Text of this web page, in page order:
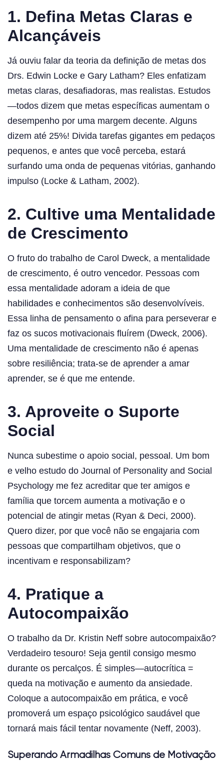
1. Defina Metas Claras e
Alcançáveis
Já ouviu falar da teoria da definição de metas dos
Drs. Edwin Locke e Gary Latham? Eles enfatizam
metas claras, desafiadoras, mas realistas. Estudos
—todos dizem que metas específicas aumentam o
desempenho por uma margem decente. Alguns
dizem até 25%! Divida tarefas gigantes em pedaços
pequenos, e antes que você perceba, estará
surfando uma onda de pequenas vitórias, ganhando
impulso (Locke & Latham, 2002).
2. Cultive uma Mentalidade
de Crescimento
O fruto do trabalho de Carol Dweck, a mentalidade
de crescimento, é outro vencedor. Pessoas com
essa mentalidade adoram a ideia de que
habilidades e conhecimentos são desenvolvíveis.
Essa linha de pensamento o afina para perseverar e
faz os sucos motivacionais fluírem (Dweck, 2006).
Uma mentalidade de crescimento não é apenas
sobre resiliência; trata-se de aprender a amar
aprender, se é que me entende.
3. Aproveite o Suporte
Social
Nunca subestime o apoio social, pessoal. Um bom
e velho estudo do Journal of Personality and Social
Psychology me fez acreditar que ter amigos e
família que torcem aumenta a motivação e o
potencial de atingir metas (Ryan & Deci, 2000).
Quero dizer, por que você não se engajaria com
pessoas que compartilham objetivos, que o
incentivam e responsabilizam?
4. Pratique a
Autocompaixão
O trabalho da Dr. Kristin Neff sobre autocompaixão?
Verdadeiro tesouro! Seja gentil consigo mesmo
durante os percalços. É simples—autocrítica =
queda na motivação e aumento da ansiedade.
Coloque a autocompaixão em prática, e você
promoverá um espaço psicológico saudável que
tornará mais fácil tentar novamente (Neff, 2003).
Superando Armadilhas Comuns de Motivação